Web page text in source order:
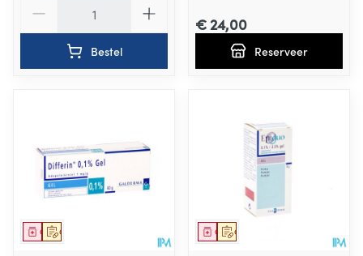
Bestel
€ 24,00
Reserveer
Op voorschrift
Geneesmiddel Op voorschrift
Geneesmiddel